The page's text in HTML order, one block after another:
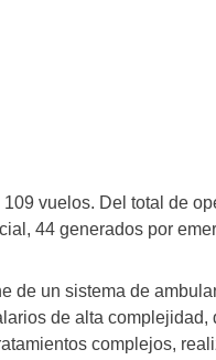
vuelos. Del total de
44 generados por
de un sistema de
de alta complejidad,
complejos,